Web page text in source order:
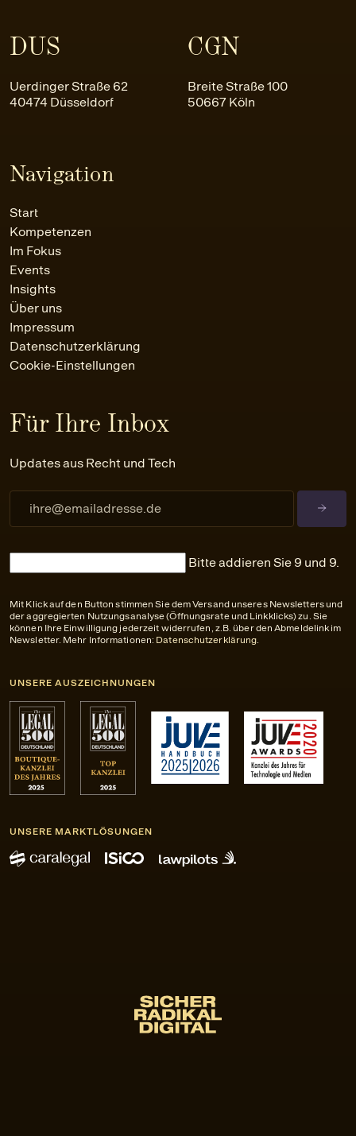
DUS
Uerdinger Straße 62
40474 Düsseldorf
CGN
Breite Straße 100
50667 Köln
Navigation
Start
Kompetenzen
Im Fokus
Events
Insights
Über uns
Impressum
Datenschutzerklärung
Cookie-Einstellungen
Für Ihre Inbox
Updates aus Recht und Tech
Bitte addieren Sie 9 und 9.
Mit Klick auf den Button stimmen Sie dem Versand unseres Newsletters und
der aggregierten Nutzungsanalyse (Öffnungsrate und Linkklicks) zu. Sie
können Ihre Einwilligung jederzeit widerrufen, z.B. über den Abmeldelink im
Newsletter. Mehr Informationen: Datenschutzerklärung
UNSERE AUSZEICHNUNGEN
UNSERE MARKTLÖSUNGEN